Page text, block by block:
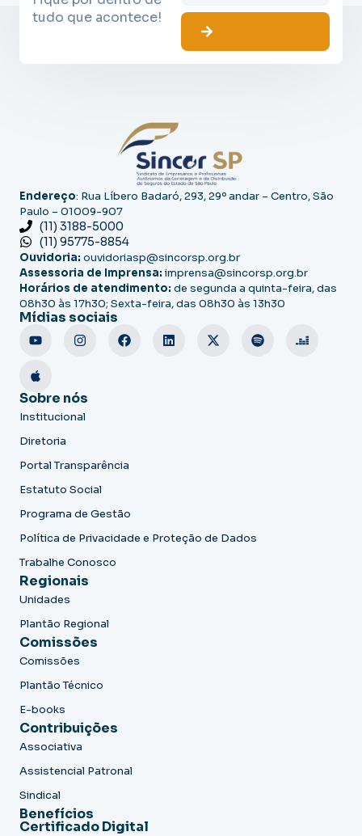
tudo que acontece!
Endereço: Rua Líbero Badaró, 293, 29º andar – Centro, São
Paulo – 01009-907
(11) 3188-5000
(11) 95775-8854
Ouvidoria: ouvidoriasp@sincorsp.org.br
Assessoria de Imprensa: imprensa@sincorsp.org.br
Horários de atendimento: de segunda a quinta-feira, das
08h30 às 17h30; Sexta-feira, das 08h30 às 13h30
Mídias sociais
Sobre nós
Institucional
Diretoria
Portal Transparência
Estatuto Social
Programa de Gestão
Política de Privacidade e Proteção de Dados
Trabalhe Conosco
Regionais
Unidades
Plantão Regional
Comissões
Comissões
Plantão Técnico
E-books
Contribuições
Associativa
Assistencial Patronal
Sindical
Benefícios
Certificado Digital